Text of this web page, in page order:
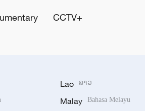
CCTV+
Lao ລາວ
Malay Bahasa Melayu